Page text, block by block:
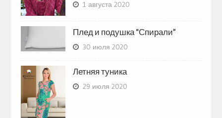
1 августа 2020
Плед и подушка “Спирали”
30 июля 2020
Летняя туника
29 июля 2020